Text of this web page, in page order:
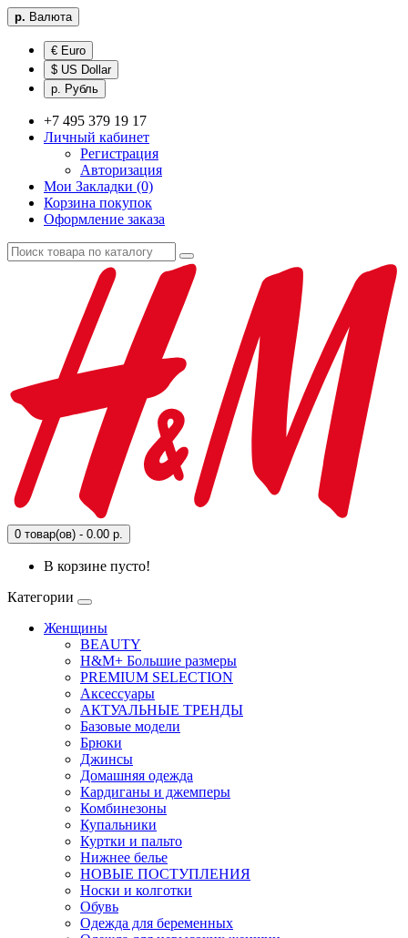
р. Валюта
€ Euro
$ US Dollar
р. Рубль
+7 495 379 19 17
Личный кабинет
Регистрация
Авторизация
Мои Закладки (0)
Корзина покупок
Оформление заказа
0 товар(ов) - 0.00 р.
В корзине пусто!
Категории
Женщины
BEAUTY
H&M+ Большие размеры
PREMIUM SELECTION
Аксессуары
АКТУАЛЬНЫЕ ТРЕНДЫ
Базовые модели
Брюки
Джинсы
Домашняя одежда
Кардиганы и джемперы
Комбинезоны
Купальники
Куртки и пальто
Нижнее белье
НОВЫЕ ПОСТУПЛЕНИЯ
Носки и колготки
Обувь
Одежда для беременных